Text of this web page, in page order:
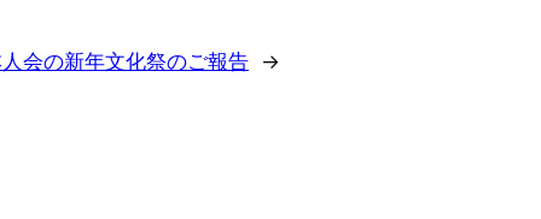
会の新年文化祭のご報告 →